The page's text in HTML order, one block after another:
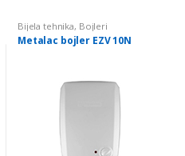
Bijela tehnika, Bojleri
Metalac bojler EZV 10N